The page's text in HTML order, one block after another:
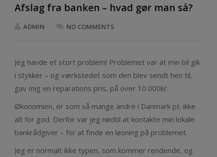
Afslag fra banken – hvad gør man så?
ADMIN NO COMMENTS
Jeg havde et stort problem! Problemet var at min bil gik
i stykker – og værkstedet som den blev sendt hen til,
gav mig en reparations pris, på over 10.000kr.
Økonomien, er som så mange andre i Danmark pt. ikke
alt for god. Derfor var jeg nødtil at kontakte min lokale
bankrådgiver – for at finde en løsning på problemet.
Jeg er normalt ikke typen, som kommer rendende, og